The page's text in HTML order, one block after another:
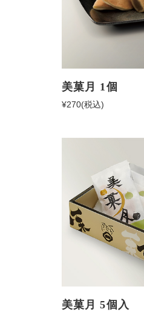
美菓月 1個
¥270(税込)
美菓月 5個入